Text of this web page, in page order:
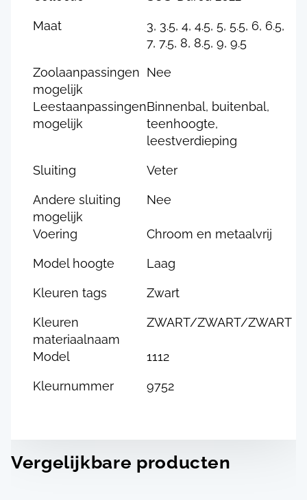
Maat
3, 3.5, 4, 4.5, 5, 5.5, 6, 6.5,
7, 7.5, 8, 8.5, 9, 9.5
Zoolaanpassingen
mogelijk
Nee
Leestaanpassingen
mogelijk
Binnenbal, buitenbal,
teenhoogte,
leestverdieping
Sluiting Veter
Andere sluiting
mogelijk
Nee
Voering Chroom en metaalvrij
Model hoogte Laag
Kleuren tags Zwart
Kleuren
materiaalnaam
ZWART/ZWART/ZWART
Model 1112
Kleurnummer 9752
Vergelijkbare producten